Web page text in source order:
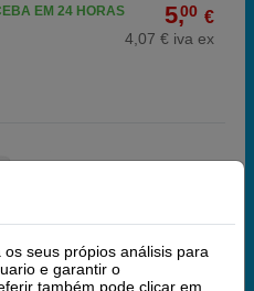
5,00 €
4,07 € iva ex
EM 24 HORAS
filamento luz quente
seus própios análisis para
e garantir o
também pode clicar em